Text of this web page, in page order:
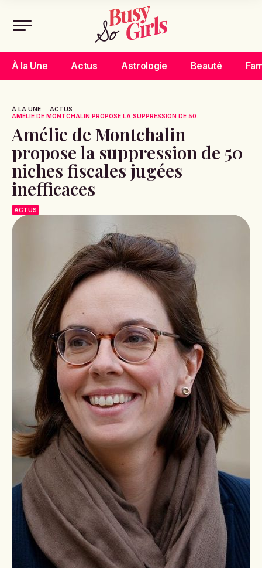
À la Une Actus Astrologie Beauté
À LA UNE
ACTUS
AMÉLIE DE MONTCHALIN PROPOSE LA SUPPRESSION DE 50...
Amélie de Montchalin
propose la suppression de 50
niches fiscales jugées
inefficaces
ACTUS